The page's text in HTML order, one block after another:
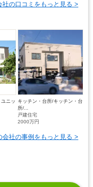
社の口コミをもっと見る >
ニッ キッチン・台所/キッチン・台
所/...
戸建住宅
2000万円
会社の事例をもっと見る >